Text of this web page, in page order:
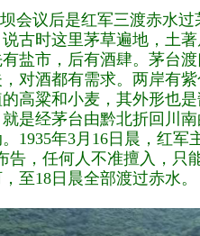
议后是红军三渡赤水过
古时这里茅草遍地，土
盐市，后有酒肆。茅台
对酒都有需求。两岸有
高粱和小麦，其外形也
是经茅台由黔北折回川
1935年3月16日晨，红
告，任何人不准擅入，只
至18日晨全部渡过赤水。